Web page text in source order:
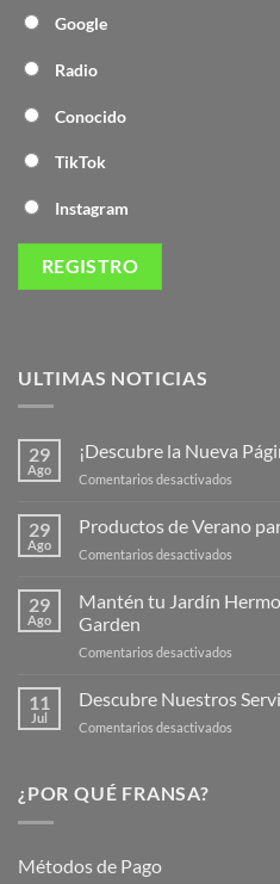
Google
Radio
Conocido
TikTok
Instagram
ULTIMAS NOTICIAS
29
Ago
¡Descubre la Nueva
Comentarios desactivados
Nueva
de
29
Ago
Productos de Verano
Comentarios desactivados
de
Plantas
29
Ago
Mantén tu Jardín
Garden
Comentarios desactivados
tu
11
Jul
Descubre Nuestros
Comentarios desactivados
¿POR QUÉ FRANSA?
Métodos de Pago